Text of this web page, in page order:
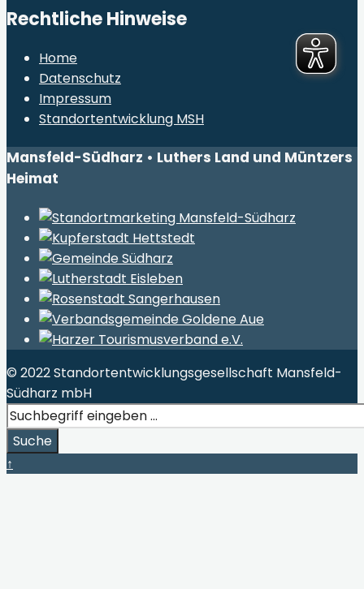
Rechtliche Hinweise
Home
Datenschutz
Impressum
Standortentwicklung MSH
Mansfeld-Südharz • Luthers Land und Müntzers
Heimat
© 2022 Standortentwicklungsgesellschaft Mansfeld-
Südharz mbH
Search
for:
Suche
Close
↑